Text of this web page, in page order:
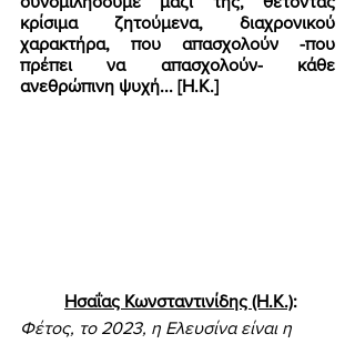
κρίσιμα ζητούμενα, διαχρονικού
χαρακτήρα, που απασχολούν -που
πρέπει να απασχολούν- κάθε
ανεθρώπινη ψυχή... [Η.Κ.]
Ησαΐας Κωνσταντινίδης (Η.Κ.):
Φέτος, το 2023, η Ελευσίνα είναι η